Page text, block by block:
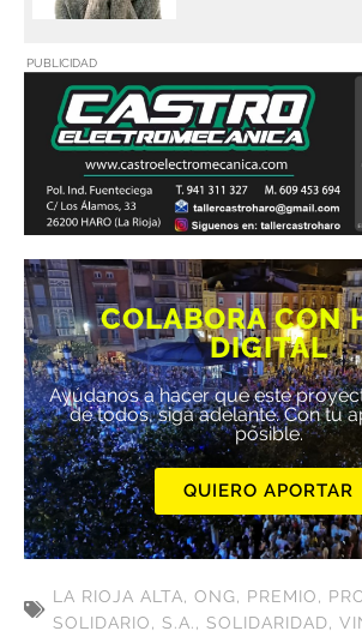
PUBLICIDAD
COLABORA CON
DIGITAL
Ayúdanos a hacer que este
de todos, siga adelante. Con tu
posible.
QUIERO APORTAR
LA RIOJA ALTA, ONG, PREMIO,
SOLIDARIO, S.A., SOLIDARIDAD,